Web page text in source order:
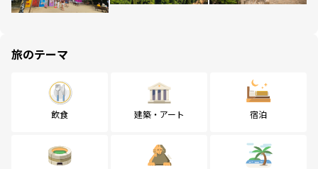
旅のテーマ
飲食 建築・アート 宿泊